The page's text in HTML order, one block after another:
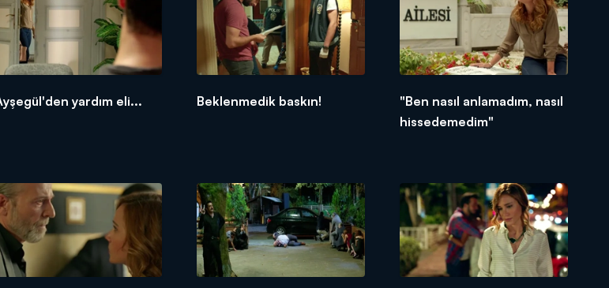
yardım eli... Beklenmedik baskın!
"Ben nasıl anlamadım, nasıl
hissedemedim"